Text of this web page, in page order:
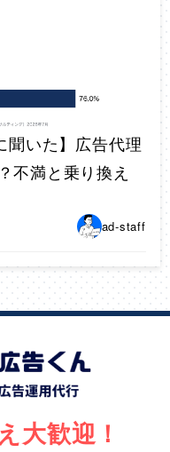
聞いた】広告代理
不満と乗り換え
ad-staff
大歓迎！